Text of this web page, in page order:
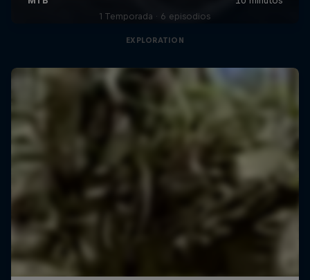
1 Temporada · 6 episodios
EXPLORATION